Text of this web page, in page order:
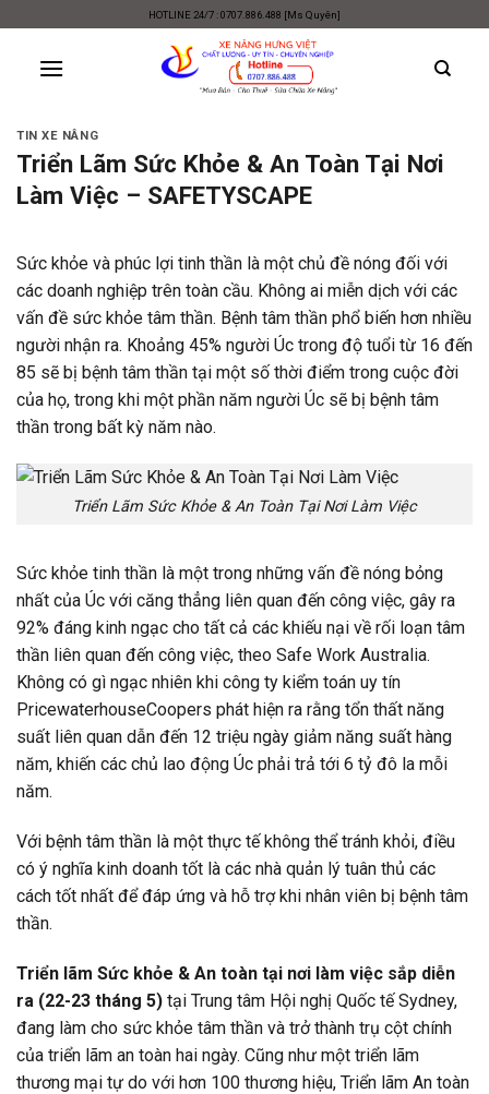
content
HOTLINE 24/7 : 0707.886.488 [Ms Quyên]
TIN XE NÂNG
Triển Lãm Sức Khỏe & An Toàn Tại Nơi
Làm Việc – SAFETYSCAPE
Sức khỏe và phúc lợi tinh thần là một chủ đề nóng đối với
các doanh nghiệp trên toàn cầu. Không ai miễn dịch với các
vấn đề sức khỏe tâm thần. Bệnh tâm thần phổ biến hơn nhiều
người nhận ra. Khoảng 45% người Úc trong độ tuổi từ 16 đến
85 sẽ bị bệnh tâm thần tại một số thời điểm trong cuộc đời
của họ, trong khi một phần năm người Úc sẽ bị bệnh tâm
thần trong bất kỳ năm nào.
Triển Lãm Sức Khỏe & An Toàn Tại Nơi Làm Việc
Sức khỏe tinh thần là một trong những vấn đề nóng bỏng
nhất của Úc với căng thẳng liên quan đến công việc, gây ra
92% đáng kinh ngạc cho tất cả các khiếu nại về rối loạn tâm
thần liên quan đến công việc, theo Safe Work Australia.
Không có gì ngạc nhiên khi công ty kiểm toán uy tín
PricewaterhouseCoopers phát hiện ra rằng tổn thất năng
suất liên quan dẫn đến 12 triệu ngày giảm năng suất hàng
năm, khiến các chủ lao động Úc phải trả tới 6 tỷ đô la mỗi
năm.
Với bệnh tâm thần là một thực tế không thể tránh khỏi, điều
có ý nghĩa kinh doanh tốt là các nhà quản lý tuân thủ các
cách tốt nhất để đáp ứng và hỗ trợ khi nhân viên bị bệnh tâm
thần.
Triển lãm Sức khỏe & An toàn tại nơi làm việc sắp diễn
ra (22-23 tháng 5) tại Trung tâm Hội nghị Quốc tế Sydney,
đang làm cho sức khỏe tâm thần và trở thành trụ cột chính
của triển lãm an toàn hai ngày. Cũng như một triển lãm
thương mại tự do với hơn 100 thương hiệu, Triển lãm An toàn